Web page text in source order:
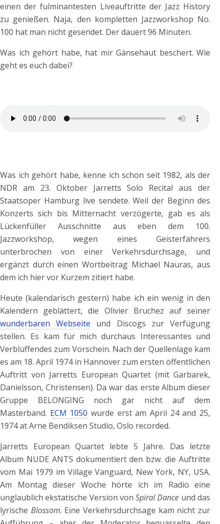
einen der fulminantesten Liveauftritte der Jazz History
zu genießen. Naja, den kompletten Jazzworkshop No.
100 hat man nicht gesendet. Der dauert 96 Minuten.
Was ich gehört habe, hat mir Gänsehaut beschert. Wie
geht es euch dabei?
Was ich gehört habe, kenne ich schon seit 1982, als der
NDR am 23. Oktober Jarretts Solo Recital aus der
Staatsoper Hamburg live sendete. Weil der Beginn des
Konzerts sich bis Mitternacht verzögerte, gab es als
Lückenfüller Ausschnitte aus eben dem 100.
Jazzworkshop, wegen eines Geisterfahrers
unterbrochen von einer Verkehrsdurchsage, und
ergänzt durch einen Wortbeitrag Michael Nauras, aus
dem ich hier vor Kurzem zitiert habe.
Heute (kalendarisch gestern) habe ich ein wenig in den
Kalendern geblättert, die Olivier Bruchez auf seiner
wunderbaren Webseite und Discogs zur Verfügung
stellen. Es kam für mich durchaus Interessantes und
Verblüffendes zum Vorschein. Nach der Quellenlage kam
es am 18. April 1974 in Hannover zum ersten öffentlichen
Auftritt von Jarretts European Quartet (mit Garbarek,
Danielsson, Christensen). Da war das erste Album dieser
Gruppe BELONGING noch gar nicht auf dem
Masterband. ECM 1050 wurde erst am April 24 and 25,
1974 at Arne Bendiksen Studio, Oslo recorded.
Jarretts European Quartet lebte 5 Jahre. Das letzte
Album NUDE ANTS dokumentiert den bzw. die Auftritte
vom Mai 1979 im Village Vanguard, New York, NY, USA.
Am Montag dieser Woche hörte ich im Radio eine
unglaublich ekstatische Version vonSpiral Dance und das
lyrische Blossom. Eine Verkehrsdurchsage kam nicht zur